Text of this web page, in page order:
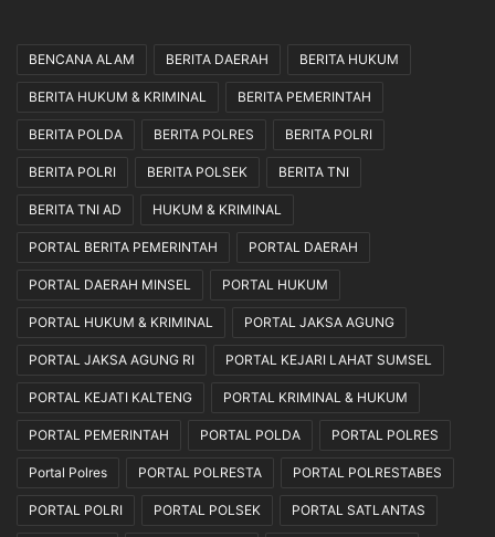
BENCANA ALAM BERITA DAERAH BERITA HUKUM
BERITA HUKUM & KRIMINAL BERITA PEMERINTAH
BERITA POLDA BERITA POLRES BERITA POLRI
BERITA POLRI BERITA POLSEK BERITA TNI
BERITA TNI AD HUKUM & KRIMINAL
PORTAL BERITA PEMERINTAH PORTAL DAERAH
PORTAL DAERAH MINSEL PORTAL HUKUM
PORTAL HUKUM & KRIMINAL PORTAL JAKSA AGUNG
PORTAL JAKSA AGUNG RI PORTAL KEJARI LAHAT SUMSEL
PORTAL KEJATI KALTENG PORTAL KRIMINAL & HUKUM
PORTAL PEMERINTAH PORTAL POLDA PORTAL POLRES
Portal Polres PORTAL POLRESTA PORTAL POLRESTABES
PORTAL POLRI PORTAL POLSEK PORTAL SATLANTAS